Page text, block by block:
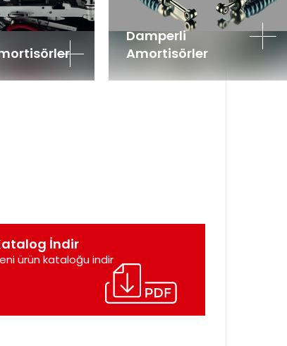
Damperli
Amortisörler
İndir
ürün kataloğu indir